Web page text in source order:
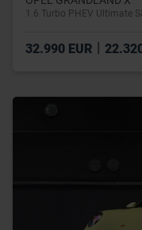
1.6 Turbo PHEV Ultimate
32.990 EUR